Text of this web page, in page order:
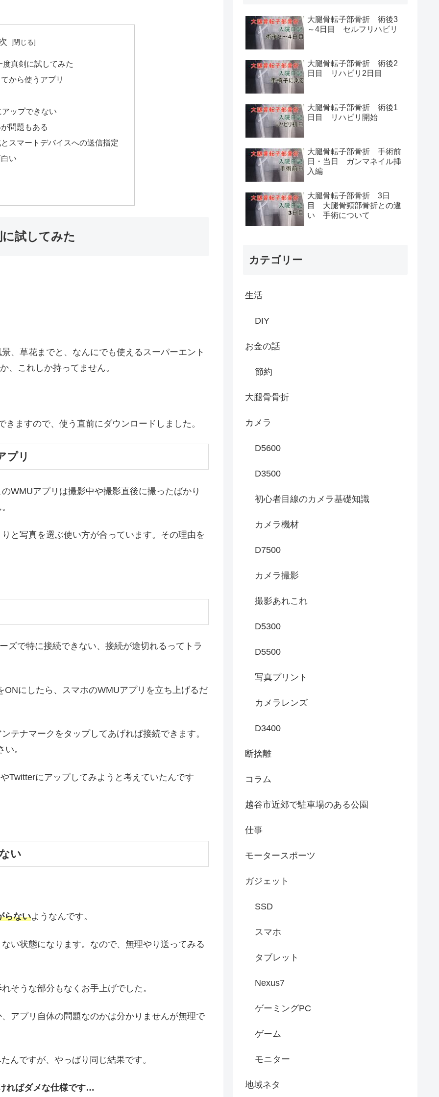
真剣に試してみた
から使うアプリ
ップできない
問題もある
スマートデバイスへの送信指定
い
試してみた
、草花までと、なんにでも使えるスーパーエント
、これしか持ってません。
ますので、使う直前にダウンロードしました。
プリ
WMUアプリは撮影中や撮影直後に撮ったばかり
と写真を選ぶ使い方が合っています。その理由を
ズで特に接続できない、接続が途切れるってトラ
にしたら、スマホのWMUアプリを立ち上げるだ
テナマークをタップしてあげれば接続できます。
い。
Twitterにアップしてみようと考えていたんです
い
らないようなんです。
い状態になります。なので、無理やり送ってみる
そうな部分もなくお手上げでした。
アプリ自体の問題なのかは分かりませんが無理で
んですが、やっぱり同じ結果です。
ればダメな仕様です…
大腿骨転子部骨折 術後3
～4日目 セルフリハビリ
大腿骨転子部骨折 術後2
日目 リハビリ2日目
大腿骨転子部骨折 術後1
日目 リハビリ開始
大腿骨転子部骨折 手術前
日・当日 ガンマネイル挿
入編
大腿骨転子部骨折 3日
目 大腿骨頸部骨折との違
い 手術について
カテゴリー
生活
DIY
お金の話
節約
大腿骨骨折
カメラ
D5600
D3500
初心者目線のカメラ基礎知識
カメラ機材
D7500
カメラ撮影
撮影あれこれ
D5300
D5500
写真プリント
カメラレンズ
D3400
断捨離
コラム
越谷市近郊で駐車場のある公園
仕事
モータースポーツ
ガジェット
SSD
スマホ
タブレット
Nexus7
ゲーミングPC
ゲーム
モニター
地域ネタ